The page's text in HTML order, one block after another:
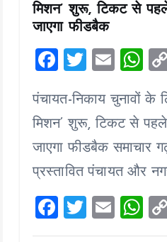
मिशन’ शुरू, टिकट से
जाएगा फीडबैक
F
ce
b
o
o
k
T
tt
er
E
ai
l
W
at
s
A
p
p
पंचायत-निकाय चुनावों के
मिशन’ शुरू, टिकट से पहले
जाएगा फीडबैक समाचार
प्रस्तावित पंचायत और
F
a
T
wi
E
m
W
h